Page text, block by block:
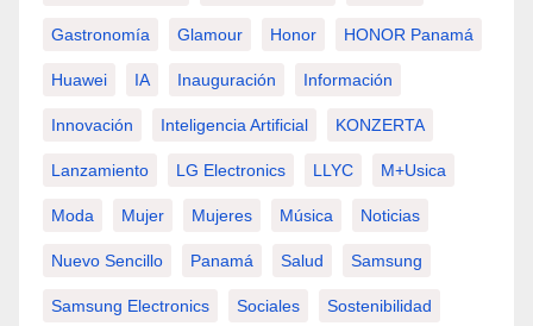
Gastronomía Glamour Honor HONOR Panamá
Huawei IA Inauguración Información
Innovación Inteligencia Artificial KONZERTA
Lanzamiento LG Electronics LLYC M+usica
Moda Mujer Mujeres Música Noticias
Nuevo Sencillo Panamá Salud Samsung
Samsung Electronics Sociales Sostenibilidad